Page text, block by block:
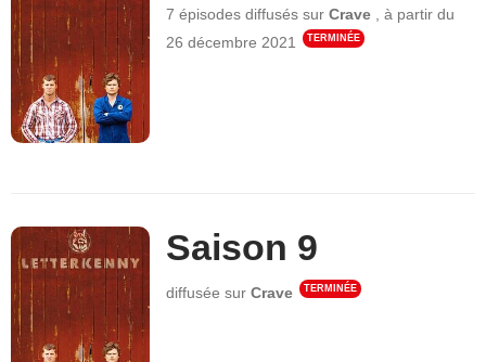
7 épisodes diffusés surCrave ,à partir du
26 décembre 2021
TERMINÉE
Saison 9
diffusée surCrave TERMINÉE